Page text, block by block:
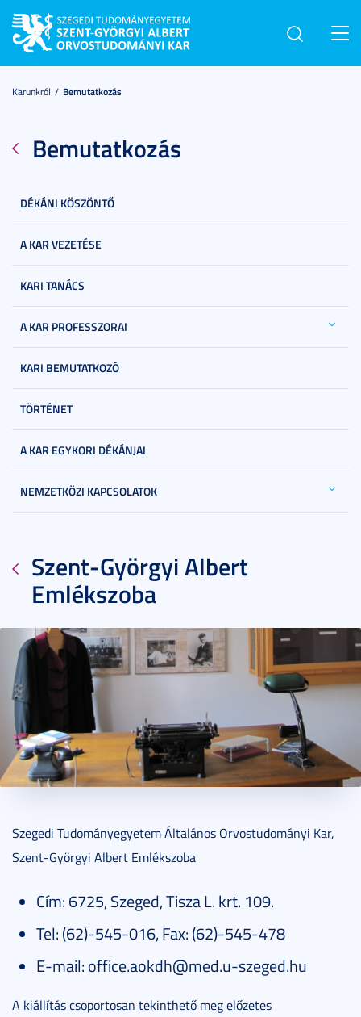
Karunkról Bemutatkozás
Bemutatkozás
DÉKÁNI KÖSZÖNTŐ
A KAR VEZETÉSE
KARI TANÁCS
A KAR PROFESSZORAI
KARI BEMUTATKOZÓ
TÖRTÉNET
A KAR EGYKORI DÉKÁNJAI
NEMZETKÖZI KAPCSOLATOK
Szent-Györgyi Albert
Emlékszoba
Szegedi Tudományegyetem Általános Orvostudományi Kar,
Szent-Györgyi Albert Emlékszoba
Cím: 6725, Szeged, Tisza L. krt. 109.
Tel: (62)-545-016, Fax: (62)-545-478
E-mail: office.aokdh@med.u-szeged.hu
A kiállítás csoportosan tekinthető meg előzetes